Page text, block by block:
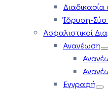
Ίδρυση-
Ασφαλιστικοί
Ανανέωση
Εγγραφή